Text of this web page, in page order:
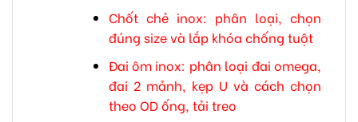
Chốt chẻ inox: phân loại, chọn
đúng size và lắp khóa chống tuột
Đai ôm inox: phân loại đai omega,
đai 2 mảnh, kẹp U và cách chọn
theo OD ống, tải treo